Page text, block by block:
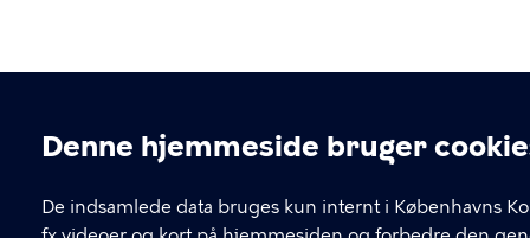
Cookieindstillinger
Denne hjemmeside bruger
De indsamlede data bruges kun internt i Københavns